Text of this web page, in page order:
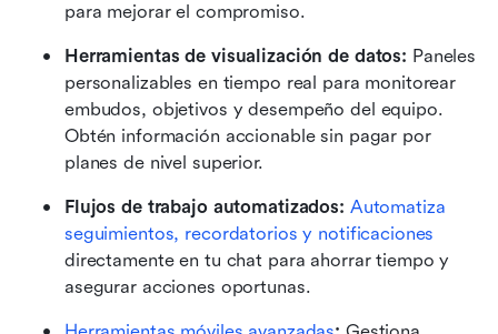
para mejorar el compromiso.
Herramientas de visualización de datos: Paneles
personalizables en tiempo real para monitorear
embudos, objetivos y desempeño del equipo.
Obtén información accionable sin pagar por
planes de nivel superior.
Flujos de trabajo automatizados: Automatiza
seguimientos, recordatorios y notificaciones
directamente en tu chat para ahorrar tiempo y
asegurar acciones oportunas.